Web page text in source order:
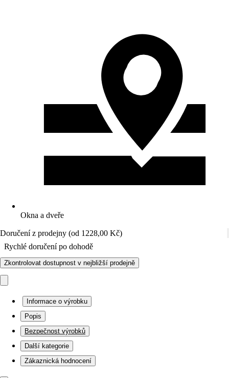
Okna a dveře
Doručení z prodejny (od 1228,00 Kč)
Rychlé doručení po dohodě
Zkontrolovat dostupnost v nejbližší prodejně
Informace o výrobku
Popis
Bezpečnost výrobků
Další kategorie
Zákaznická hodnocení